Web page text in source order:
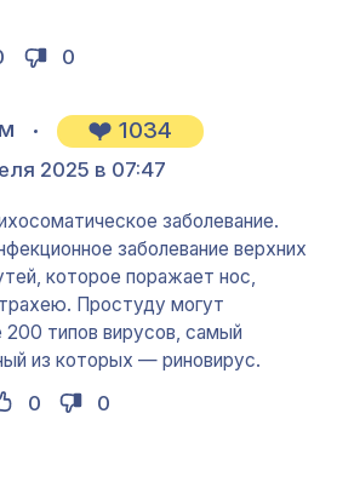
0
1034
2025 в 07:47
заболевание.
заболевание верхних
которое поражает нос,
Простуду могут
200 типов вирусов, самый
из которых — риновирус.
0 0